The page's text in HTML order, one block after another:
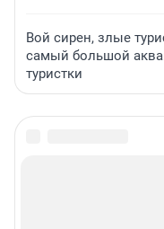
Вой сирен, злые
самый большой
туристки